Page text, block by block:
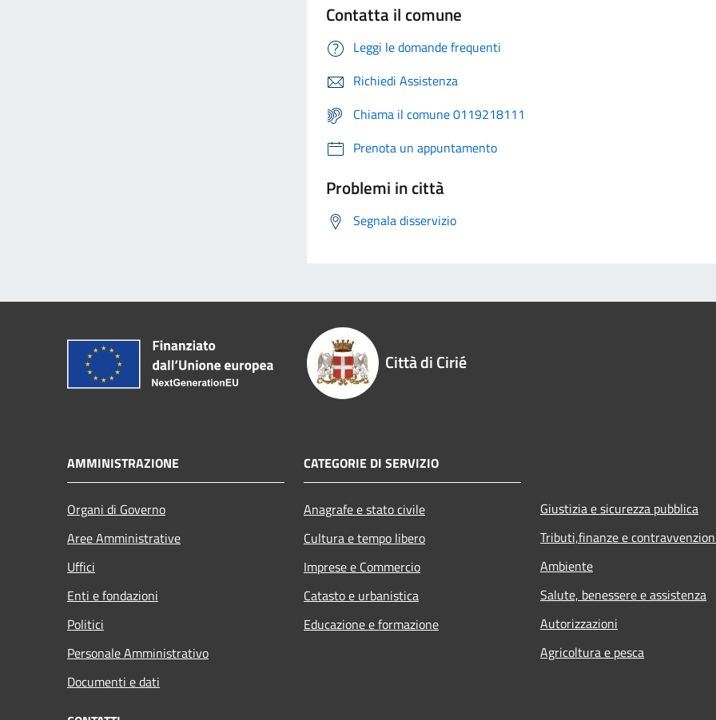
Contatta il comune
Leggi le domande frequenti
Richiedi Assistenza
Chiama il comune 0119218111
Prenota un appuntamento
Problemi in città
Segnala disservizio
Città di Cirié
AMMINISTRAZIONE
Organi di Governo
Aree Amministrative
Uffici
Enti e fondazioni
Politici
Personale Amministrativo
Documenti e dati
CATEGORIE DI SERVIZIO
Anagrafe e stato civile
Cultura e tempo libero
Imprese e Commercio
Catasto e urbanistica
Educazione e formazione
Giustizia e sicurezza pubblica
Tributi,finanze e
Ambiente
Salute, benessere e assistenza
Autorizzazioni
Agricoltura e pesca